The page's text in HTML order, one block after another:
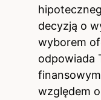
decyzją o
wyborem
odpowiada
względem